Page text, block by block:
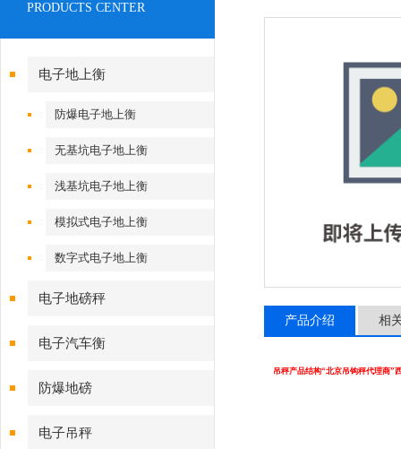
PRODUCTS CENTER
电子地上衡
防爆电子地上衡
无基坑电子地上衡
浅基坑电子地上衡
模拟式电子地上衡
数字式电子地上衡
电子地磅秤
电子汽车衡
防爆地磅
电子吊秤
产品介绍 相
吊秤产品结构“北京吊钩秤代理商”